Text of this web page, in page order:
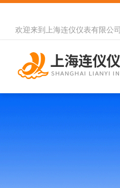
欢迎来到 上海连仪仪表有限公司